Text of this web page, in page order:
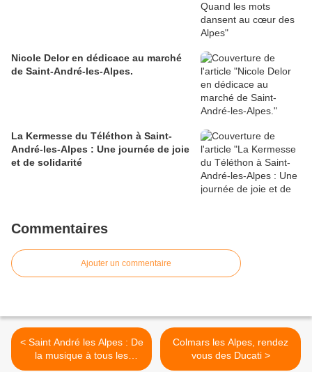
Nicole Delor en dédicace au marché
de Saint-André-les-Alpes.
La Kermesse du Téléthon à Saint-
André-les-Alpes : Une journée de joie
et de solidarité
Commentaires
Ajouter un commentaire
< Saint André les Alpes : De
la musique à tous les
étages
Colmars les Alpes, rendez
vous des Ducati >